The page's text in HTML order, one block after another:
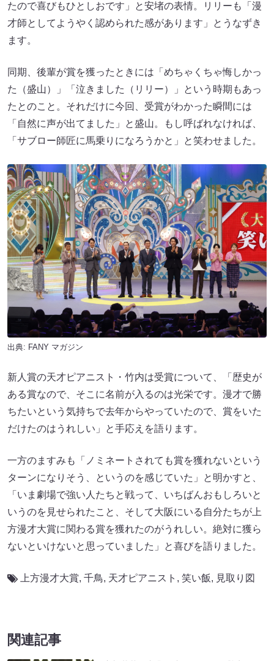
たので喜びもひとしおです」と安堵の表情。リリーも「漫
才師としてようやく認められた感があります」とうなずき
ます。
同期、後輩が賞を獲ったときには「めちゃくちゃ悔しかっ
た（盛山）」「泣きました（リリー）」という時期もあっ
たとのこと。それだけに今回、受賞がわかった瞬間には
「自然に声が出てました」と盛山。もし呼ばれなければ、
「サブロー師匠に馬乗りになろうかと」と笑わせました。
出典: FANY マガジン
新人賞の天才ピアニスト・竹内は受賞について、「歴史が
ある賞なので、そこに名前が入るのは光栄です。漫才で勝
ちたいという気持ちで去年からやっていたので、賞をいた
だけたのはうれしい」と手応えを語ります。
一方のますみも「ノミネートされても賞を獲れないという
ターンになりそう、というのを感じていた」と明かすと、
「いま劇場で強い人たちと戦って、いちばんおもしろいと
いうのを見せられたこと、そして大阪にいる自分たちが上
方漫才大賞に関わる賞を獲れたのがうれしい。絶対に獲ら
ないといけないと思っていました」と喜びを語りました。
上方漫才大賞, 千鳥, 天才ピアニスト , 笑い飯, 見取り図
関連記事